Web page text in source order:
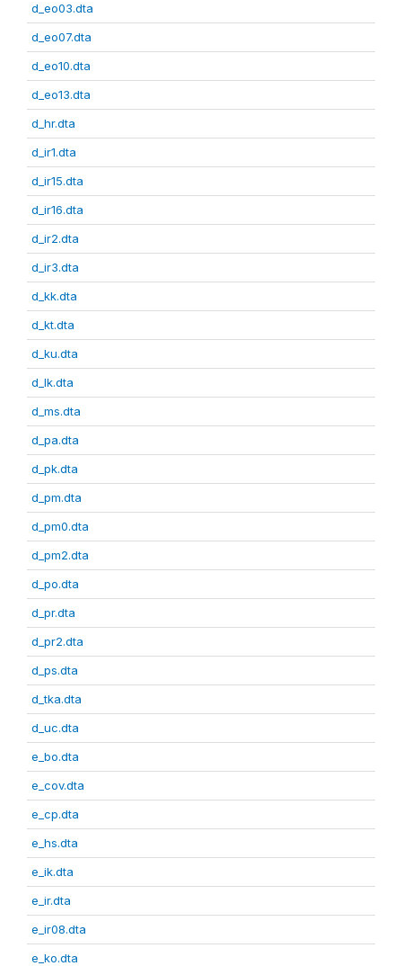
d_eo03.dta
d_eo07.dta
d_eo10.dta
d_eo13.dta
d_hr.dta
d_ir1.dta
d_ir15.dta
d_ir16.dta
d_ir2.dta
d_ir3.dta
d_kk.dta
d_kt.dta
d_ku.dta
d_lk.dta
d_ms.dta
d_pa.dta
d_pk.dta
d_pm.dta
d_pm0.dta
d_pm2.dta
d_po.dta
d_pr.dta
d_pr2.dta
d_ps.dta
d_tka.dta
d_uc.dta
e_bo.dta
e_cov.dta
e_cp.dta
e_hs.dta
e_ik.dta
e_ir.dta
e_ir08.dta
e_ko.dta